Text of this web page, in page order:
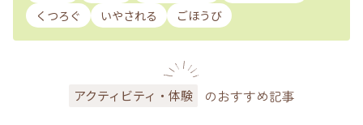
くつろぐ
いやされる ごほうび
アクティビティ・体験 のおすすめ記事